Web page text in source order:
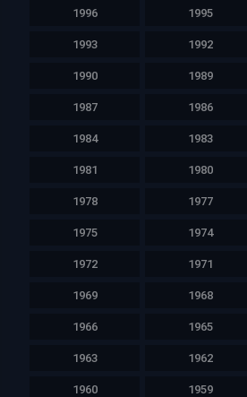
1996 1995
1993 1992
1990 1989
1987 1986
1984 1983
1981 1980
1978 1977
1975 1974
1972 1971
1969 1968
1966 1965
1963 1962
1960 1959